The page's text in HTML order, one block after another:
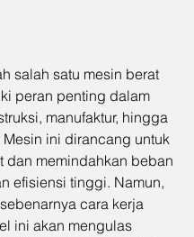
salah satu mesin berat
peran penting dalam
manufaktur, hingga
ini dirancang untuk
dan memindahkan beban
efisiensi tinggi. Namun,
cara kerja
ini akan mengulas